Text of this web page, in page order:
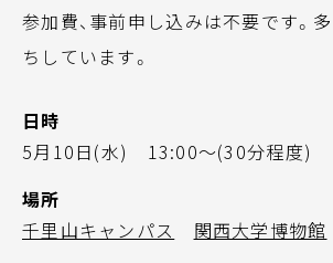
参加費、事前申し込みは不要です。
ちしています。
日時
5月10日(水) 13:00～(30分程度)
場所
千里山キャンパス
関西大学博物館